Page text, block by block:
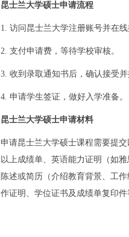
昆士兰大学硕士申请流程
1. 访问昆士兰大学注册账号并在
2. 支付申请费，等待学校审核。
3. 收到录取通知书后，确认接受并
4. 申请学生签证，做好入学准备。
昆士兰大学硕士申请材料
申请昆士兰大学硕士课程需要提
以上成绩单、英语能力证明（如
陈述或简历（介绍教育背景、工
作证明、学位证书及成绩单复印件